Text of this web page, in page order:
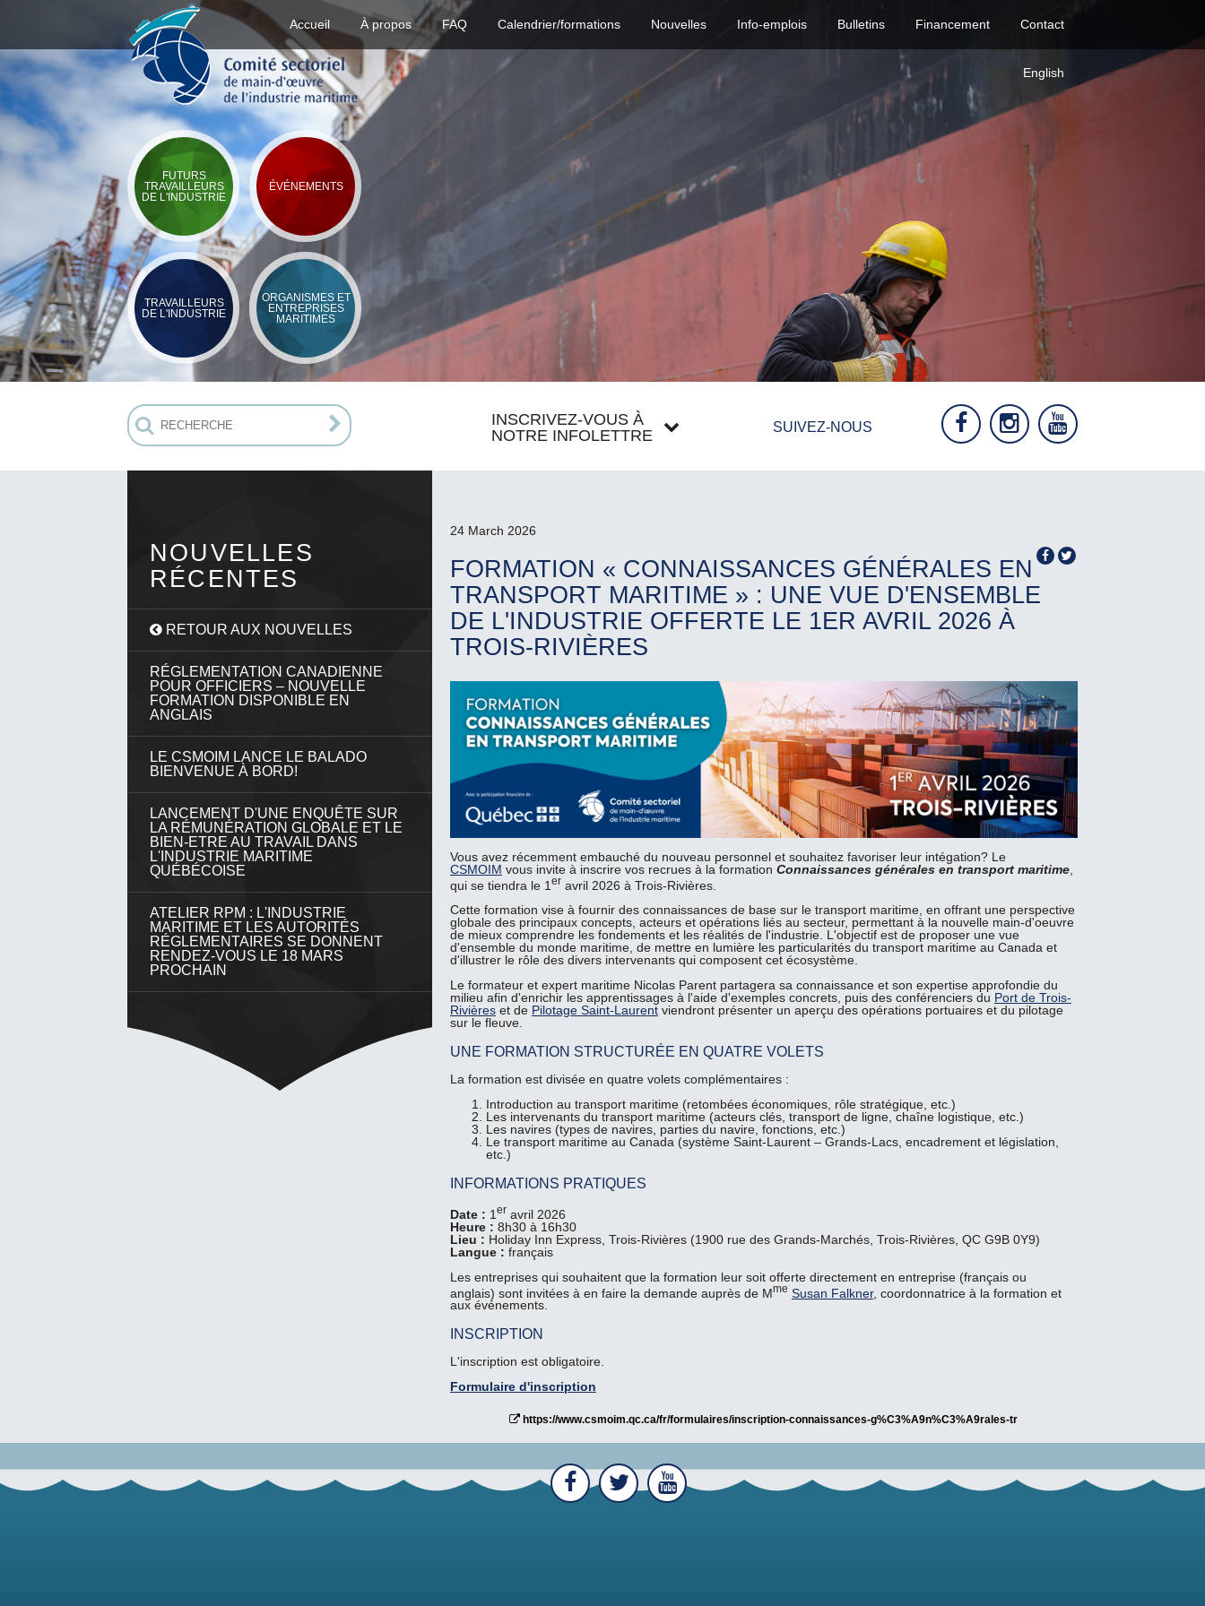
Accueil À propos FAQ Calendrier/formations Nouvelles Info-emplois Bulletins Financement Contact
English
FUTURS
TRAVAILLEURS
DE L'INDUSTRIE
ÉVÉNEMENTS
TRAVAILLEURS
DE L'INDUSTRIE
ORGANISMES ET
ENTREPRISES
MARITIMES
INSCRIVEZ-VOUS À
NOTRE INFOLETTRE
SUIVEZ-NOUS
NOUVELLES
RÉCENTES
RETOUR AUX NOUVELLES
RÉGLEMENTATION CANADIENNE
POUR OFFICIERS – NOUVELLE
FORMATION DISPONIBLE EN
ANGLAIS
LE CSMOIM LANCE LE BALADO
BIENVENUE À BORD!
LANCEMENT D'UNE ENQUÊTE SUR
LA RÉMUNÉRATION GLOBALE ET LE
BIEN-ETRE AU TRAVAIL DANS
L'INDUSTRIE MARITIME
QUÉBÉCOISE
ATELIER RPM : L'INDUSTRIE
MARITIME ET LES AUTORITÉS
RÉGLEMENTAIRES SE DONNENT
RENDEZ-VOUS LE 18 MARS
PROCHAIN
24 March 2026
FORMATION « CONNAISSANCES GÉNÉRALES EN
TRANSPORT MARITIME » : UNE VUE D'ENSEMBLE
DE L'INDUSTRIE OFFERTE LE 1ER AVRIL 2026 À
TROIS-RIVIÈRES
Vous avez récemment embauché du nouveau personnel et souhaitez favoriser leur intégation? Le
CSMOIM vous invite à inscrire vos recrues à la formation Connaissances générales en transport maritime,
qui se tiendra le 1 er avril 2026 à Trois-Rivières.
Cette formation vise à fournir des connaissances de base sur le transport maritime, en offrant une perspective
globale des principaux concepts, acteurs et opérations liés au secteur, permettant à la nouvelle main-d'oeuvre
de mieux comprendre les fondements et les réalités de l'industrie. L'objectif est de proposer une vue
d'ensemble du monde maritime, de mettre en lumière les particularités du transport maritime au Canada et
d'illustrer le rôle des divers intervenants qui composent cet écosystème.
Le formateur et expert maritime Nicolas Parent partagera sa connaissance et son expertise approfondie du
milieu afin d'enrichir les apprentissages à l'aide d'exemples concrets, puis des conférenciers du Port de Trois-
Rivièreset de Pilotage Saint-Laurentviendront présenter un aperçu des opérations portuaires et du pilotage
sur le fleuve.
UNE FORMATION STRUCTURÉE EN QUATRE VOLETS
La formation est divisée en quatre volets complémentaires :
Introduction au transport maritime (retombées économiques, rôle stratégique, etc.)
Les intervenants du transport maritime (acteurs clés, transport de ligne, chaîne logistique, etc.)
Les navires (types de navires, parties du navire, fonctions, etc.)
Le transport maritime au Canada (système Saint-Laurent – Grands-Lacs, encadrement et législation,
etc.)
INFORMATIONS PRATIQUES
Date : 1 er avril 2026
Heure : 8h30 à 16h30
Lieu : Holiday Inn Express, Trois-Rivières (1900 rue des Grands-Marchés, Trois-Rivières, QC G9B 0Y9)
Langue : français
Les entreprises qui souhaitent que la formation leur soit offerte directement en entreprise (français ou
anglais) sont invitées à en faire la demande auprès de Mme Susan Falkner, coordonnatrice à la formation et
aux événements.
INSCRIPTION
L'inscription est obligatoire.
Formulaire d'inscription
https://www.csmoim.qc.ca/fr/formulaires/inscription-connaissances-g%C3%A9n%C3%A9rales-tr